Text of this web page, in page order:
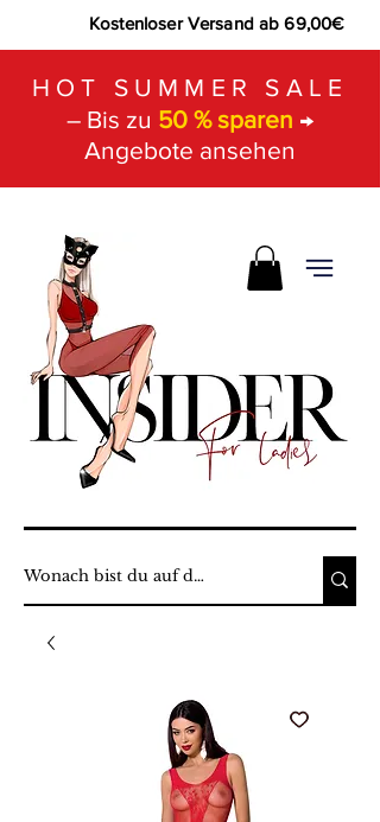
Kostenloser Versand ab 69,00€
HOT SUMMER SALE
– Bis zu 50 % sparen →
Angebote ansehen